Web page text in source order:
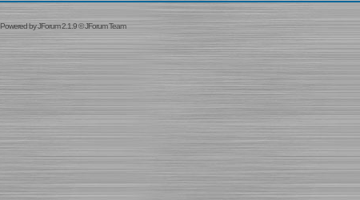
Powered byJForum 2.1.9©JForum Team